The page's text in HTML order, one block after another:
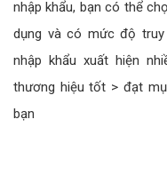
khách tìm kiếm sẽ
nhập khẩu của
phí cho những cú
chung chung ->